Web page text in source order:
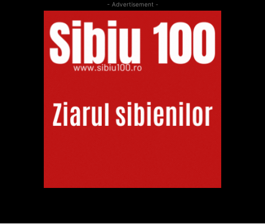
- Advertisement -